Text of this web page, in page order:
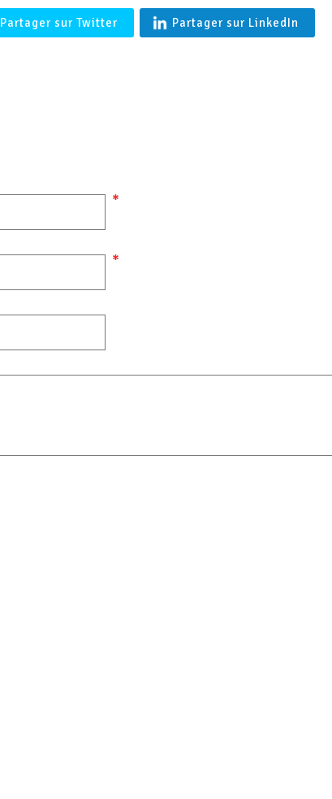
Partager sur Twitter Partager sur LinkedIn